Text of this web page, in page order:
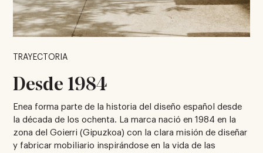
TRAYECTORIA
Desde 1984
Enea forma parte de la historia del diseño español desde
la década de los ochenta. La marca nació en 1984 en la
zona del Goierri (Gipuzkoa) con la clara misión de diseñar
y fabricar mobiliario inspirándose en la vida de las